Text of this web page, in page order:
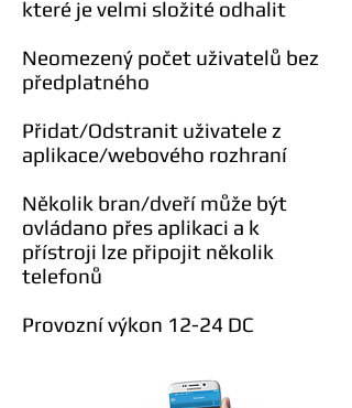
které je velmi složité odhalit
Neomezený počet uživatelů bez
předplatného
Přidat/Odstranit uživatele z
aplikace/webového rozhraní
Několik bran/dveří může být
ovládano přes aplikaci a k
přístroji lze připojit několik
telefonů
Provozní výkon 12-24 DC